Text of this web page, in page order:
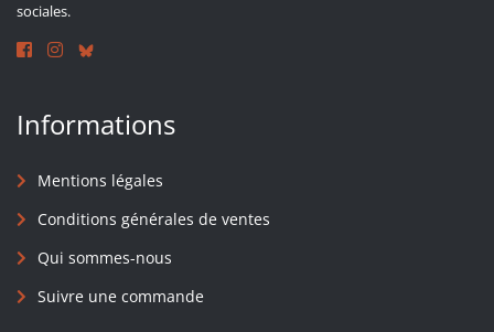
sociales.
Informations
Mentions légales
Conditions générales de ventes
Qui sommes-nous
Suivre une commande